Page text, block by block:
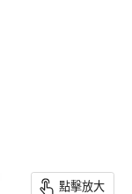
點擊放大